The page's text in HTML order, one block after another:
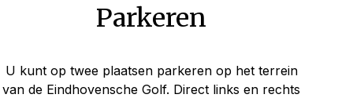
Parkeren
U kunt op twee plaatsen parkeren op het terrein
van de Eindhovensche Golf. Direct links en rechts